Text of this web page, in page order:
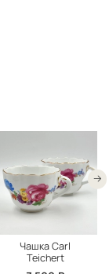
Чашка Carl
Teichert